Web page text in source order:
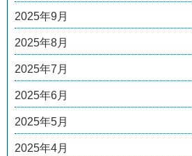
2025年9月
2025年8月
2025年7月
2025年6月
2025年5月
2025年4月